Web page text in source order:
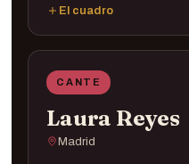
El cuadro
Fagot · Niño Ruven
Baile ·
CANTE
Laura Reyes
Madrid